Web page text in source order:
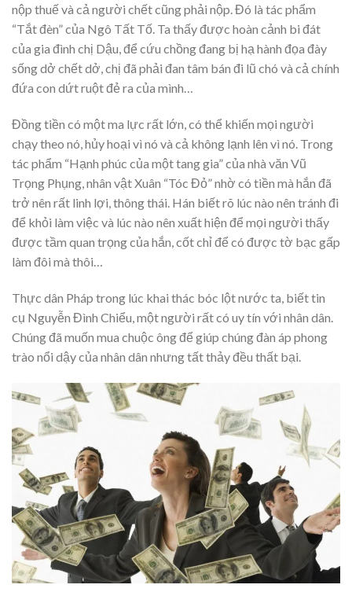
nộp thuế và cả người chết cũng phải nộp. Đó là tác phẩm
“Tắt đèn” của Ngô Tất Tố. Ta thấy được hoàn cảnh bi đát
của gia đình chị Dậu, để cứu chồng đang bị hạ hành đọa đày
sống dở chết dở, chị đã phải đan tâm bán đi lũ chó và cả chính
đứa con dứt ruột đẻ ra của mình…
Đồng tiền có một ma lực rất lớn, có thể khiến mọi người
chạy theo nó, hủy hoại vì nó và cả không lạnh lên vì nó. Trong
tác phẩm “Hạnh phúc của một tang gia” của nhà văn Vũ
Trọng Phụng, nhân vật Xuân “Tóc Đỏ” nhờ có tiền mà hắn đã
trở nên rất linh lợi, thông thái. Hán biết rõ lúc nào nên tránh đi
để khỏi làm việc và lúc nào nên xuất hiện để mọi người thấy
được tầm quan trọng của hắn, cốt chỉ để có được tờ bạc gấp
làm đôi mà thôi…
Thực dân Pháp trong lúc khai thác bóc lột nước ta, biết tin
cụ Nguyễn Đình Chiểu, một người rất có uy tín với nhân dân.
Chúng đã muốn mua chuộc ông để giúp chúng đàn áp phong
trào nổi dậy của nhân dân nhưng tất thảy đều thất bại.